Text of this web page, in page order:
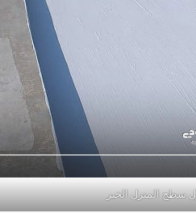
سطح المنزل الخبر